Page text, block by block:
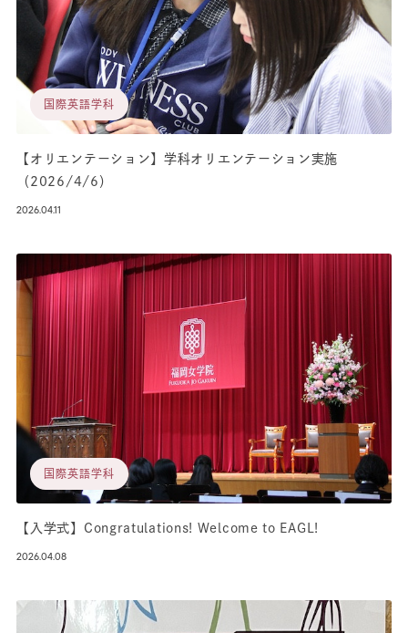
国際英語学科
【オリエンテーション】学科オリエンテーション実施
（2026/4/6）
2026.04.11
国際英語学科
【入学式】Congratulations! Welcome to EAGL!
2026.04.08